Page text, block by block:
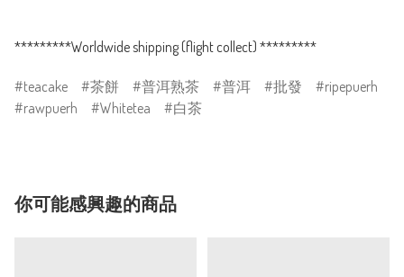
*********Worldwide shipping (flight collect) *********
teacake 茶餅 普洱熟茶 普洱 批發
ripepuerh
rawpuerh
Whitetea 白茶
你可能感興趣的商品